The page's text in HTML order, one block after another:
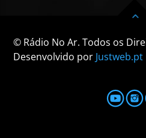
© Rádio No Ar. Todos os
Desenvolvido por Justweb.pt